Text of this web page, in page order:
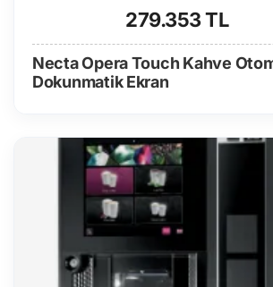
279.353 TL
Necta Opera Touch Kahve
Dokunmatik Ekran